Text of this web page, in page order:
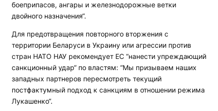
боеприпасов, ангары и железнодорожные ветки
двойного назначения“.
Для предотвращения повторного вторжения с
территории Беларуси в Украину или агрессии против
стран НАТО НАУ рекомендует ЕС “нанести упреждающий
санкционный удар“ по властям: “Мы призываем наших
западных партнеров пересмотреть текущий
постфактумный подход к санкциям в отношении режима
Лукашенко“.